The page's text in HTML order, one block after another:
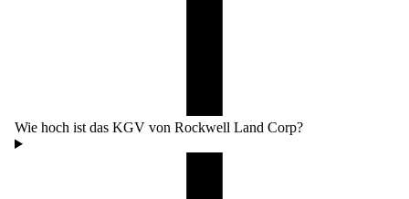
Wie hoch ist das KGV von Rockwell Land Corp?